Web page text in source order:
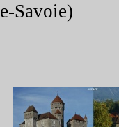
Savoie)